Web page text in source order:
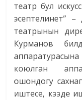
театр бул
эсептелинет”
театрынын
Курманов
коюлган
ошондогу
иштесе, кээде